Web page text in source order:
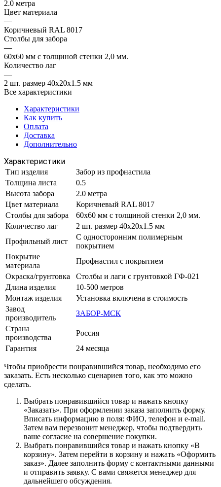
2.0 метра
Цвет материала
—
Коричневый RAL 8017
Столбы для забора
—
60х60 мм с толщиной стенки 2,0 мм.
Количество лаг
—
2 шт. размер 40х20х1.5 мм
Все характеристики
Характеристики
Как купить
Оплата
Доставка
Дополнительно
Характеристики
Тип изделия
Забор из профнастила
Толщина листа
0.5
Высота забора
2.0 метра
Цвет материала
Коричневый RAL 8017
Столбы для забора
60х60 мм с толщиной стенки 2,0 мм.
Количество лаг
2 шт. размер 40х20х1.5 мм
Профильный лист
С односторонним полимерным
покрытием
Покрытие
материала
Профнастил с покрытием
Окраска/грунтовка
Столбы и лаги с грунтовкой ГФ-021
Длина изделия
10-500 метров
Монтаж изделия
Установка включена в стоимость
Завод
производитель
ЗАБОР-МСК
Страна
производства
Россия
Гарантия
24 месяца
Чтобы приобрести понравившийся товар, необходимо его
заказать. Есть несколько сценариев того, как это можно
сделать.
Выбрать понравившийся товар и нажать кнопку
«Заказать». При оформлении заказа заполнить форму.
Вписать информацию в поля: ФИО, телефон и e-mail.
Затем вам перезвонит менеджер, чтобы подтвердить
ваше согласие на совершение покупки.
Выбрать понравившийся товар и нажать кнопку «В
корзину». Затем перейти в корзину и нажать «Оформить
заказ». Далее заполнить форму с контактными данными
и отправить заявку. С вами свяжется менеджер для
дальнейшего обсуждения.